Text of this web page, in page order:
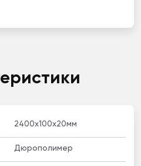
2400x100x20мм
Дюрополимер